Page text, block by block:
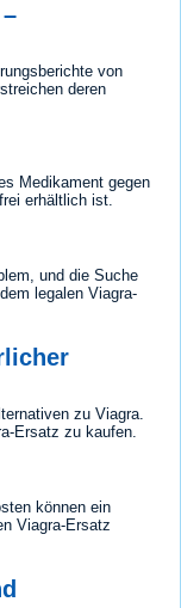
von
deren
Medikament gegen
erhältlich ist.
und die Suche
legalen Viagra-
zu Viagra.
Ersatz zu kaufen.
können ein
Viagra-Ersatz